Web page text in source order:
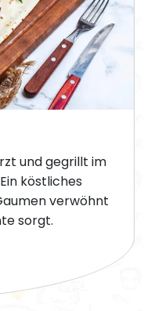
und gegrillt im
köstliches
verwöhnt
sorgt.